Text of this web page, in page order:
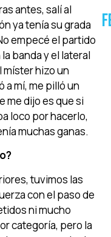
antes, salí al
ya tenía su grada
empecé el partido
banda y el lateral
míster hizo un
a mí, me pilló un
me dijo es que si
loco por hacerlo,
muchas ganas.
tuvimos las
con el paso de
ni mucho
categoría, pero la